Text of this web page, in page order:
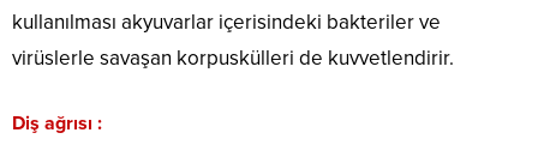
kullanılması akyuvarlar içerisindeki bakteriler ve
virüslerle savaşan korpuskülleri de kuvvetlendirir.
Diş ağrısı :